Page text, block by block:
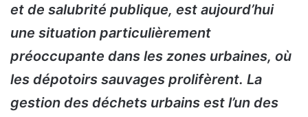
et de salubrité publique, est aujourd’hui
une situation particulièrement
préoccupante dans les zones urbaines, où
les dépotoirs sauvages prolifèrent. La
gestion des déchets urbains est l’un des